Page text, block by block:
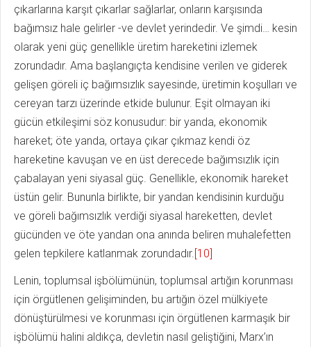
çıkarlarına karşıt çıkarlar sağlarlar, onların karşısında
bağımsız hale gelirler -ve devlet yerindedir. Ve şimdi… kesin
olarak yeni güç genellikle üretim hareketini izlemek
zorundadır. Ama başlangıçta kendisine verilen ve giderek
gelişen göreli iç bağımsızlık sayesinde, üretimin koşulları ve
cereyan tarzı üzerinde etkide bulunur. Eşit olmayan iki
gücün etkileşimi söz konusudur: bir yanda, ekonomik
hareket; öte yanda, ortaya çıkar çıkmaz kendi öz
hareketine kavuşan ve en üst derecede bağımsızlık için
çabalayan yeni siyasal güç. Genellikle, ekonomik hareket
üstün gelir. Bununla birlikte, bir yandan kendisinin kurduğu
ve göreli bağımsızlık verdiği siyasal hareketten, devlet
gücünden ve öte yandan ona anında beliren muhalefetten
gelen tepkilere katlanmak zorundadır.[10]
Lenin, toplumsal işbölümünün, toplumsal artığın korunması
için örgütlenen gelişiminden, bu artığın özel mülkiyete
dönüştürülmesi ve korunması için örgütlenen karmaşık bir
işbölümü halini aldıkça, devletin nasıl geliştiğini, Marx’ın